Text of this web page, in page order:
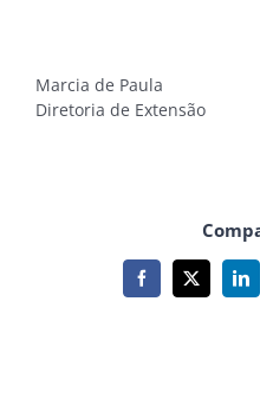
Marcia de Paula
Diretoria de Extensão
Facebook
X